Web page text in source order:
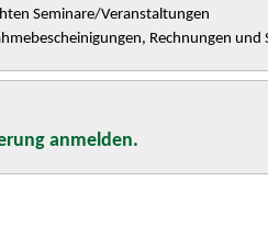
Seminare/Veranstaltungen
Rechnungen
anmelden.